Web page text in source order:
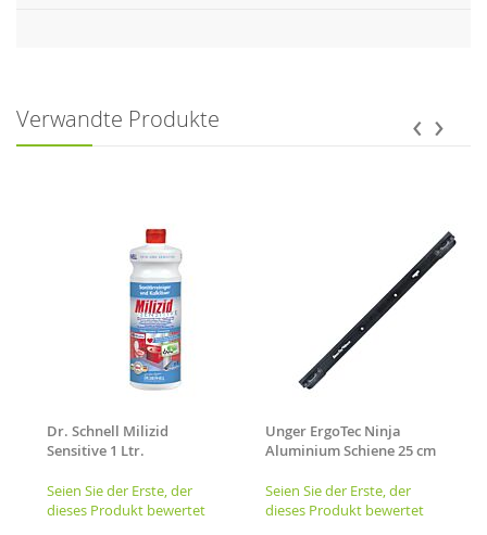
Verwandte Produkte
Dr. Schnell Milizid
Sensitive 1 Ltr.
Kalklöser
Seien Sie der Erste, der
dieses Produkt bewertet
Unger ErgoTec Ninja
Aluminium Schiene 25 cm
Seien Sie der Erste, der
dieses Produkt bewertet
‹ ›